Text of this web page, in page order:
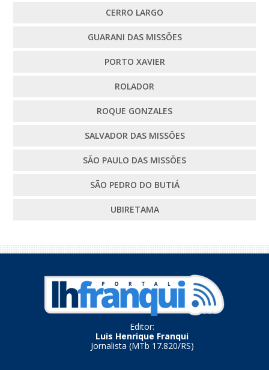
CERRO LARGO
GUARANI DAS MISSÕES
PORTO XAVIER
ROLADOR
ROQUE GONZALES
SALVADOR DAS MISSÕES
SÃO PAULO DAS MISSÕES
SÃO PEDRO DO BUTIÁ
UBIRETAMA
Editor:
Luis Henrique Franqui
Jornalista (MTb 17.820/RS)